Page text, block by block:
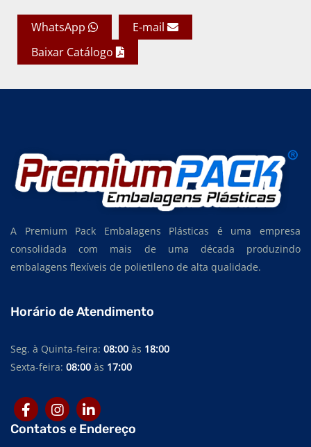
SACOS PLÁSTICOS RECICLADOS
SACOS PLÁSTICOS PARA ALIMENTOS
SACOS PLÁSTICOS PARA EMBALAGEM
SACOS PLÁSTICOS EM EVA
SACOS PLÁSTICOS EM POLIETILENO DE ALTA DENSIDADE
SACOS PLÁSTICOS EM POLIETILENO
SACOS PARA EMBALAGEM
SACOS PARA INDÚSTRIA TÊXTIL
SACOS PARA INDÚSTRIA ALIMENTÍCIA
SACOS PARA ALIMENTOS
WhatsApp
E-mail
Baixar Catálogo
A Premium Pack Embalagens Plásticas é uma empresa
consolidada com mais de uma década produzindo
embalagens flexíveis de polietileno de alta qualidade.
Horário de Atendimento
Seg. à Quinta-feira: 08:00 às 18:00
Sexta-feira: 08:00 às 17:00
Contatos e Endereço